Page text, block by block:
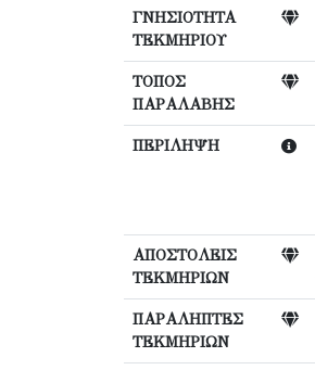
ΓΝΗΣΙΟΤΗΤΑ
ΤΕΚΜΗΡΙΟΥ
ΤΟΠΟΣ
ΠΑΡΑΛΑΒΗΣ
ΠΕΡΙΛΗΨΗ
ΑΠΟΣΤΟΛΕΙΣ
ΤΕΚΜΗΡΙΩΝ
ΠΑΡΑΛΗΠΤΕΣ
ΤΕΚΜΗΡΙΩΝ